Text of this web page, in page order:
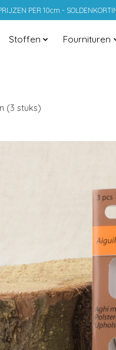
PER 10cm -
Stoffen Fournituren
(3 stuks)